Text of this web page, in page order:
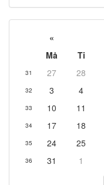
«
Må
Ti
31 27 28
32 3 4
33 10 11
34 17 18
35 24 25
36 31 1